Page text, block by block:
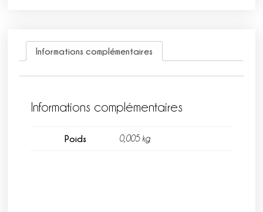
Informations complémentaires
Informations complémentaires
Poids 0,005 kg